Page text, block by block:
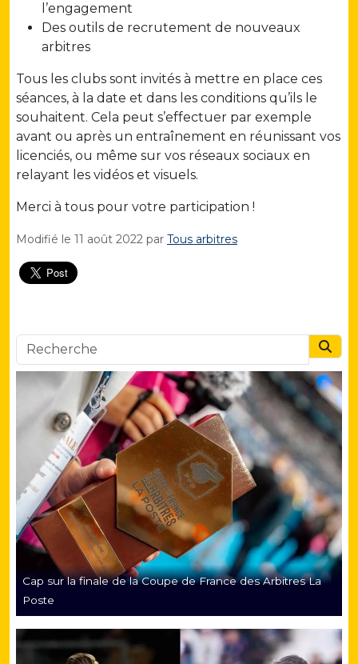
l’engagement
Des outils de recrutement de nouveaux
arbitres
Tous les clubs sont invités à mettre en place ces
séances, à la date et dans les conditions qu’ils le
souhaitent. Cela peut s’effectuer par exemple
avant ou après un entraînement en réunissant vos
licenciés, ou même sur vos réseaux sociaux en
relayant les vidéos et visuels.
Merci à tous pour votre participation !
Modifié le 11 août 2022 par Tous arbitres
Cap sur la finale de la Coupe de France des Arbitres La
Poste